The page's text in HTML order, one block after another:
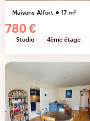
Maisons-Alfort 17m²
780 €
Studio 4ème étage